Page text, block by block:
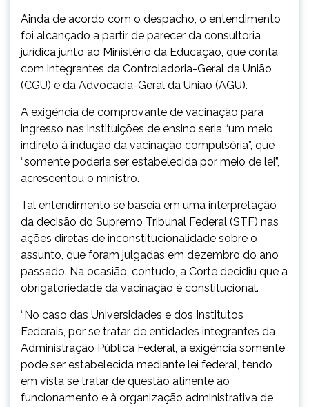
Ainda de acordo com o despacho, o entendimento
foi alcançado a partir de parecer da consultoria
jurídica junto ao Ministério da Educação, que conta
com integrantes da Controladoria-Geral da União
(CGU) e da Advocacia-Geral da União (AGU).
A exigência de comprovante de vacinação para
ingresso nas instituições de ensino seria “um meio
indireto à indução da vacinação compulsória”, que
“somente poderia ser estabelecida por meio de lei”,
acrescentou o ministro.
Tal entendimento se baseia em uma interpretação
da decisão do Supremo Tribunal Federal (STF) nas
ações diretas de inconstitucionalidade sobre o
assunto, que foram julgadas em dezembro do ano
passado. Na ocasião, contudo, a Corte decidiu que a
obrigatoriedade da vacinação é constitucional.
“No caso das Universidades e dos Institutos
Federais, por se tratar de entidades integrantes da
Administração Pública Federal, a exigência somente
pode ser estabelecida mediante lei federal, tendo
em vista se tratar de questão atinente ao
funcionamento e à organização administrativa de